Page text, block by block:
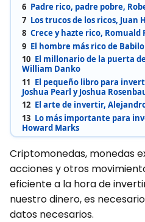
6 Padre rico, padre pobre,
7 Los trucos de los ricos, Juan
8 Crece y hazte rico, Romuald
9 El hombre más rico de
10 El millonario de la puerta
William Danko
11 El pequeño libro para
Joshua Pearl y Joshua
12 El arte de invertir,
13 Lo más importante para
Howard Marks
Criptomonedas, monedas
acciones y otros
eficiente a la hora de
nuestro dinero, es
datos necesarios.